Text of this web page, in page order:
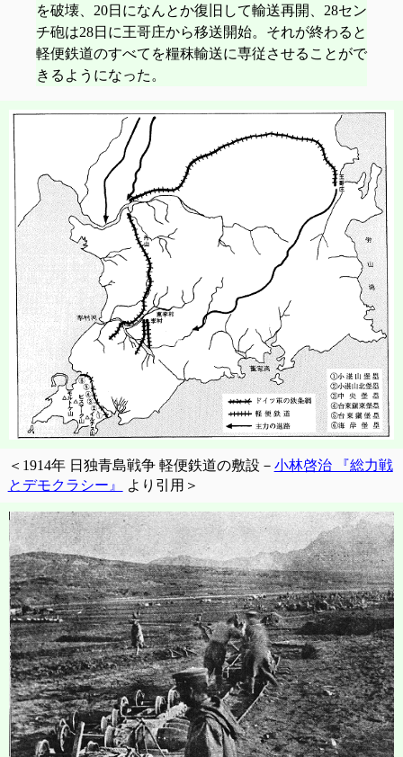
を破壊、20日になんとか復旧して輸送再開、28セン
チ砲は28日に王哥庄から移送開始。それが終わると
軽便鉄道のすべてを糧秣輸送に専従させることがで
きるようになった。
＜1914年 日独青島戦争 軽便鉄道の敷設－ 小林啓治 『総力戦
とデモクラシー』
より引用＞